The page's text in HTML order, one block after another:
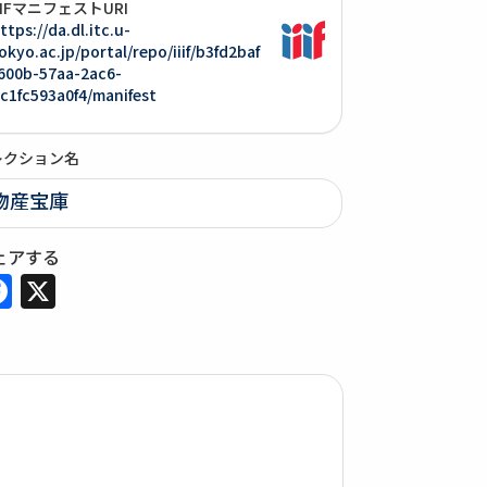
マニフェストURI
da.dl.itc.u-
portal/repo/iiif/b3fd2baf
57aa-2ac6-
manifest
ション名
産宝庫
アする
Facebook
X